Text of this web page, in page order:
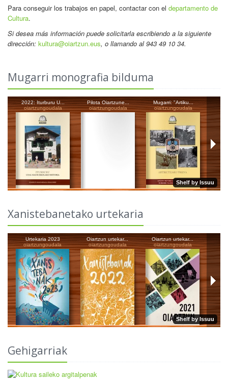
Para conseguir los trabajos en papel, contactar con el departamento de
Cultura.
Si desea más información puede solicitarla escribiendo a la siguiente
dirección: kultura@oiartzun.eus, o llamando al 943 49 10 34.
Mugarri monografia bilduma
Xanistebanetako urtekaria
Gehigarriak